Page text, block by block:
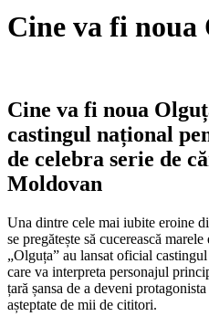
Cine va fi noua
Cine va fi noua
castingul național
de celebra serie de
Moldovan
Una dintre cele mai iubite eroine
se pregătește să cucerească
„Olguța” au lansat oficial
care va interpreta personajul
țară șansa de a deveni
așteptate de mii de cititori.